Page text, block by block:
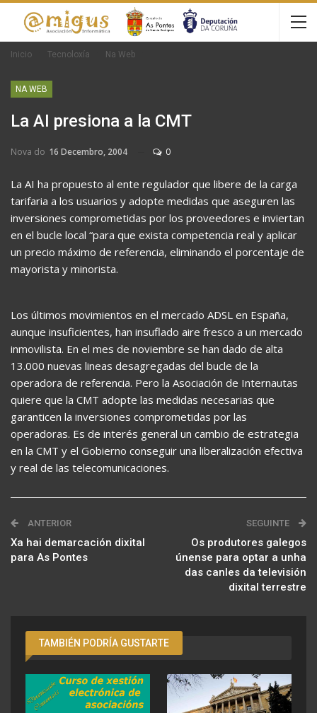
Inicio Tecnoloxía Na Web
NA WEB
La AI presiona a la CMT
Nova do 16 Decembro, 2004 0
La AI ha propuesto al ente regulador que libere de la carga
tarifaria a los usuarios y adopte medidas que aseguren las
inversiones comprometidas por los proveedores e inviertan
en el bucle local “para que exista competencia real y aplicar
un precio máximo de referencia, eliminando el porcentaje de
mayorista y minorista.
Los últimos movimientos en el mercado ADSL en España,
aunque insuficientes, han insuflado aire fresco a un mercado
inmovilista. En el mes de noviembre se han dado de alta
13.000 nuevas lineas desagregadas del bucle de la
operadora de referencia. Pero la Asociación de Internautas
quiere que la CMT adopte las medidas necesarias que
garanticen la inversiones comprometidas por las
operadoras. Es de interés general un cambio de estrategia
en la CMT y el Gobierno conseguir una liberalización efectiva
y real de las telecomunicaciones.
ANTERIOR
Xa hai demarcación dixital
para As Pontes
SEGUINTE
Os produtores galegos
únense para optar a unha
das canles da televisión
dixital terrestre
TAMBIÉN PODRÍA GUSTARTE